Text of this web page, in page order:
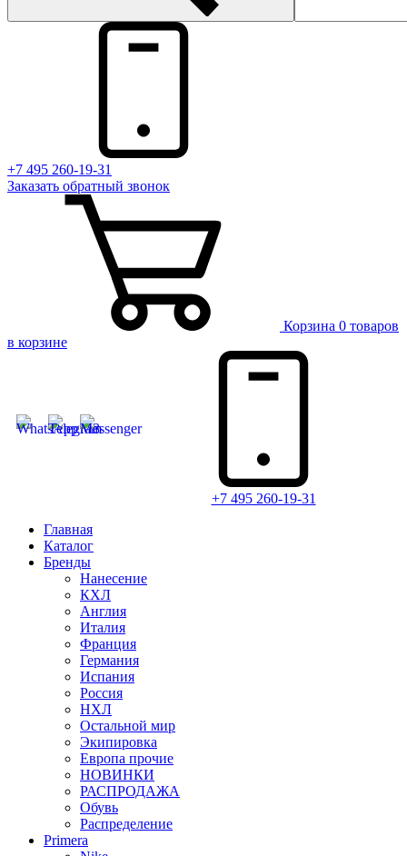
+7 495 260-19-31
Заказать обратный звонок
Корзина 0 товаров
в корзине
+7 495 260-19-31
Главная
Каталог
Бренды
Нанесение
КХЛ
Англия
Италия
Франция
Германия
Испания
Россия
НХЛ
Остальной мир
Экипировка
Европа прочие
НОВИНКИ
РАСПРОДАЖА
Обувь
Распределение
Primera